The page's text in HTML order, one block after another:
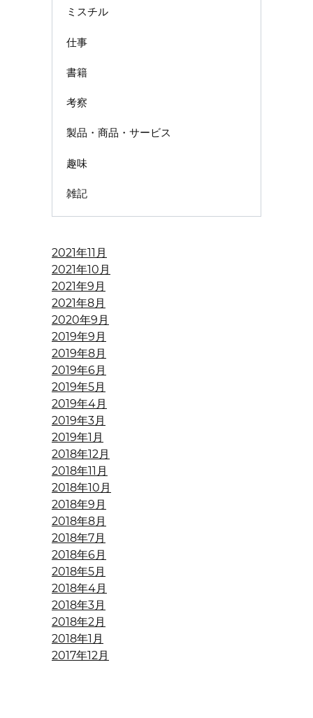
ミスチル
仕事
書籍
考察
製品・商品・サービス
趣味
雑記
2021年11月
2021年10月
2021年9月
2021年8月
2020年9月
2019年9月
2019年8月
2019年6月
2019年5月
2019年4月
2019年3月
2019年1月
2018年12月
2018年11月
2018年10月
2018年9月
2018年8月
2018年7月
2018年6月
2018年5月
2018年4月
2018年3月
2018年2月
2018年1月
2017年12月